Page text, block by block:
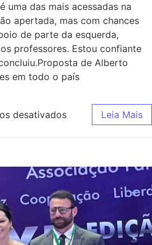
uma das mais acessadas na
apertada, mas com chances
de parte da esquerda,
professores. Estou confiante
de Alberto
em todo o país
desativados Leia Mais